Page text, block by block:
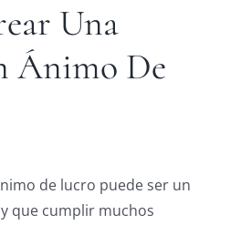
Una
Ánimo De
de lucro puede ser un
que cumplir muchos